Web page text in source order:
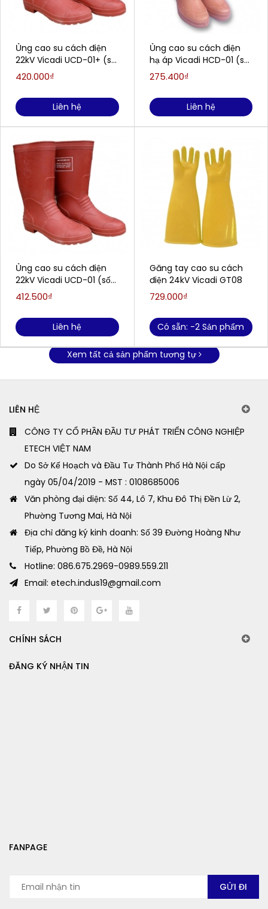
Ủng cao su cách điện
22kV Vicadi UCD-01+ (số
42)
420.000₫
Liên hệ
Ủng cao su cách điện
22kV Vicadi UCD-01 (số
40, 41)
412.500₫
Liên hệ
Ủng cao su cách điện
hạ áp Vicadi HCD-01 (số
40, 41)
275.400₫
Liên hệ
Găng tay cao su cách
điện 24kV Vicadi GT08
729.000₫
Có sẵn: -2 Sản phẩm
Xem tất cả sản phẩm tương tự
LIÊN HỆ
CÔNG TY CỔ PHẦN ĐẦU TƯ PHÁT TRIỂN CÔNG NGHIỆP
ETECH VIỆT NAM
Do Sở Kế Hoạch và Đầu Tư Thành Phố Hà Nội cấp
ngày 05/04/2019 - MST : 0108685006
Văn phòng đại diện: Số 44, Lô 7, Khu Đô Thị Đền Lừ 2,
Phường Tương Mai, Hà Nội
Địa chỉ đăng ký kinh doanh: Số 39 Đường Hoàng Như
Tiếp, Phường Bồ Đề, Hà Nội
Hotline: 086.675.2969-0989.559.211
Email: etech.indus19@gmail.com
CHÍNH SÁCH
ĐĂNG KÝ NHẬN TIN
FANPAGE